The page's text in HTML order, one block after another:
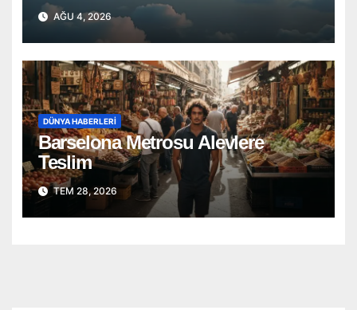
AĞU 4, 2026
DÜNYA HABERLERI
Barselona Metrosu Alevlere
Teslim
TEM 28, 2026